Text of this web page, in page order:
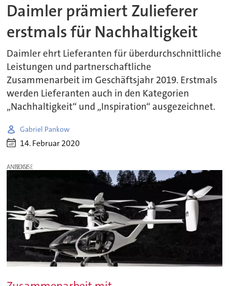
Daimler prämiert Zulieferer
erstmals für Nachhaltigkeit
Daimler ehrt Lieferanten für überdurchschnittliche
Leistungen und partnerschaftliche
Zusammenarbeit im Geschäftsjahr 2019. Erstmals
werden Lieferanten auch in den Kategorien
„Nachhaltigkeit“ und „Inspiration“ ausgezeichnet.
Gabriel Pankow
14. Februar 2020
ANZEIGE